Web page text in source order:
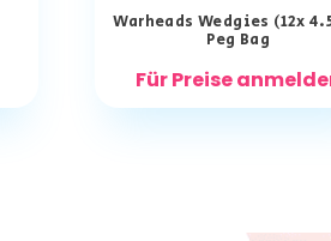
Warheads Wedgies (12x
Peg Bag
Für Preise